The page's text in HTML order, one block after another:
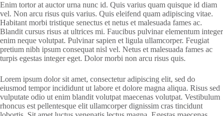
Enim tortor at auctor urna nunc id. Quis varius quam quisque id diam
vel. Non arcu risus quis varius. Quis eleifend quam adipiscing vitae.
Habitant morbi tristique senectus et netus et malesuada fames ac.
Blandit cursus risus at ultrices mi. Faucibus pulvinar elementum integer
enim neque volutpat. Pulvinar sapien et ligula ullamcorper. Feugiat
pretium nibh ipsum consequat nisl vel. Netus et malesuada fames ac
turpis egestas integer eget. Dolor morbi non arcu risus quis.
Lorem ipsum dolor sit amet, consectetur adipiscing elit, sed do
eiusmod tempor incididunt ut labore et dolore magna aliqua. Risus sed
vulputate odio ut enim blandit volutpat maecenas volutpat. Vestibulum
rhoncus est pellentesque elit ullamcorper dignissim cras tincidunt